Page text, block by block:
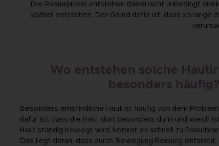
Die Rasierpickel entstehen dabei nicht unbedingt
später entstehen. Der Grund dafür ist, dass so lange
Wo entstehen solche
besonders häufig?
Besonders empfindliche Haut ist häufig von dem
dafür ist, dass die Haut dort besonders dünn und weich
Haut ständig bewegt wird, kommt es schnell zu
Das liegt daran, dass durch Bewegung Reibung